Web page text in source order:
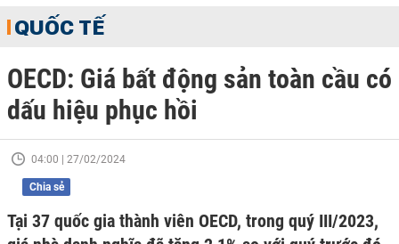
QUỐC TẾ
OECD: Giá bất động sản toàn cầu có
dấu hiệu phục hồi
04:00 | 27/02/2024
Chia sẻ
Tại 37 quốc gia thành viên OECD, trong quý III/2023,